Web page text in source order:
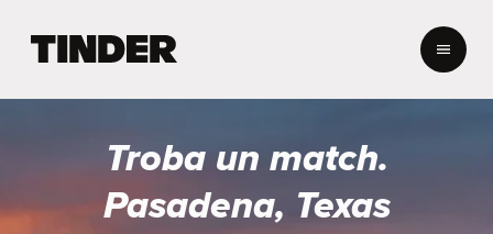
r
n
Troba un match.
Pasadena, Texas